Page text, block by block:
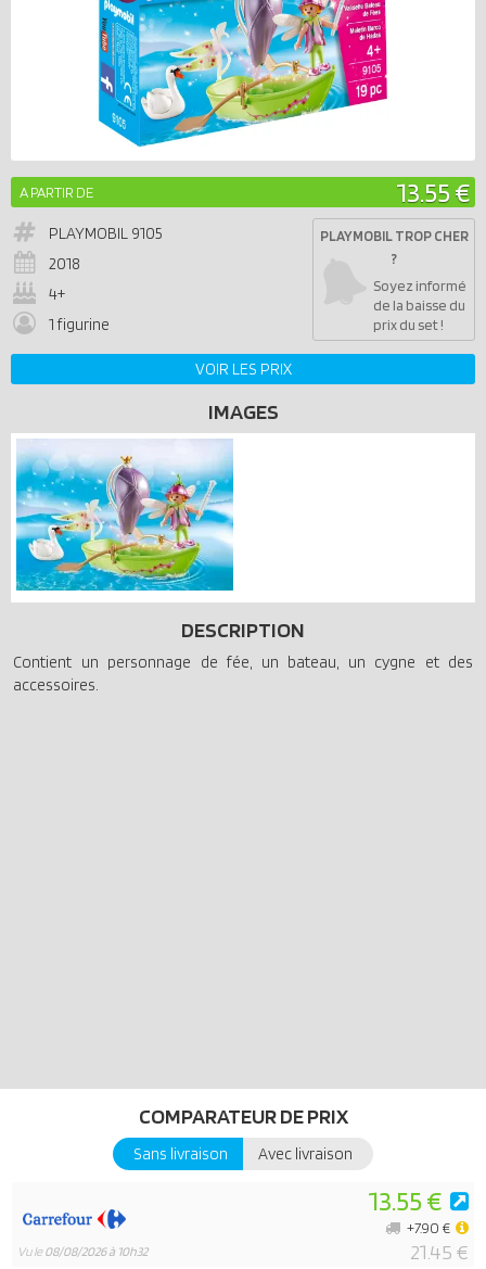
A PARTIR DE 13.55 €
PLAYMOBIL 9105
2018
4+
1 figurine
PLAYMOBIL TROP CHER
?
Soyez informé
de la baisse du
prix du set !
VOIR LES PRIX
IMAGES
DESCRIPTION
Contient un personnage de fée, un bateau, un cygne et des
accessoires.
COMPARATEUR DE PRIX
Sans livraison Avec livraison
Vu le08/08/2026 à 10h32
13.55 €
21.45 €
+7.90 €